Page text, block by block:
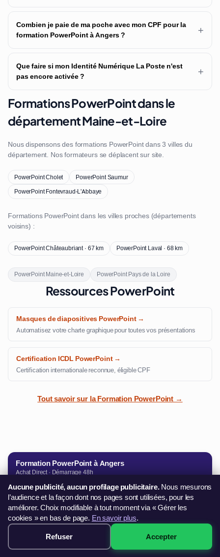
Combien je paie de ma poche avec mon CPF pour la
formation PowerPoint à Angers ?
+
Que faire si mon Identité Numérique La Poste n'est
pas encore activée ?
+
Formations PowerPoint dans le
département Maine-et-Loire
Nous dispensons des formations PowerPoint dans 3 villes du
département. Nos formateurs se déplacent sur site.
PowerPoint Cholet
PowerPoint Saumur
PowerPoint Fontevraud-L'Abbaye
Formations PowerPoint dans les villes proches (départements
voisins) :
PowerPoint Châteaubriant · 67 km PowerPoint Laval · 68 km
PowerPoint Maine-et-Loire PowerPoint Pays de la Loire
Ressources PowerPoint
Masques de diapositives PowerPoint →
Automatisez votre charte graphique pour toutes vos présentations
Certification ICDL PowerPoint →
Certification internationale reconnue, éligible CPF
Tout savoir sur la Formation PowerPoint →
Formation PowerPoint à Angers
Achat Direct · Démarrage 48h
Dès249€
CB · PayPal · 3× sans frais
✓ 4 formules de 14h à 28h
✓ Suivi pédagogique individuel
M'inscrire immédiatement →
249€ · Voir les sessions →
Aucune publicité, aucun profilage publicitaire.Nous mesurons
l’audience et la façon dont nos pages sont utilisées, pour les
améliorer. Choix modifiable à tout moment via « Gérer les
cookies » en bas de page. En savoir plus.
Refuser Accepter